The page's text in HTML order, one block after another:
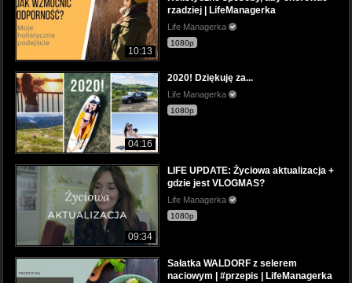
10:13
rzadziej | LifeManagerka
Life Managerka
1080p
04:16
2020! Dziękuję za...
Life Managerka
1080p
09:34
LIFE UPDATE: Życiowa aktualizacja +
gdzie jest VLOGMAS?
Life Managerka
1080p
Sałatka WALDORF z selerem
naciowym | #przepis | LifeManagerka